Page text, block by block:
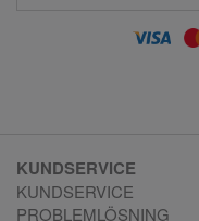
KUNDSERVICE
KUNDSERVICE
PROBLEMLÖSNING